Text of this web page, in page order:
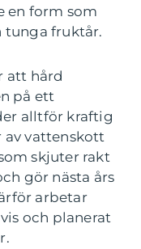
en form som
tunga fruktår.
att hård
på ett
alltför kraftig
vattenskott
skjuter rakt
gör nästa års
arbetar
och planerat